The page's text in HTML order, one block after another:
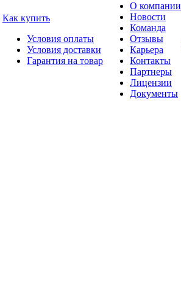
Как купить
Условия оплаты
Условия доставки
Гарантия на товар
О компании
Новости
Команда
Отзывы
Карьера
Контакты
Партнеры
Лицензии
Документы